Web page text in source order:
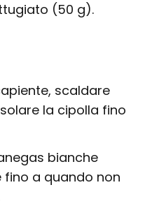
(50 g).
scaldare
la cipolla fino
bianche
a quando non